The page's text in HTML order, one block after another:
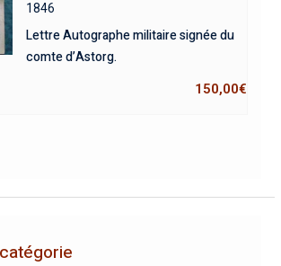
1846
Lettre Autographe militaire signée du
comte d’Astorg.
150,00€